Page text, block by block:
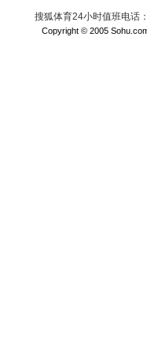
搜狐体育24小时值班电话
Copyright © 2005